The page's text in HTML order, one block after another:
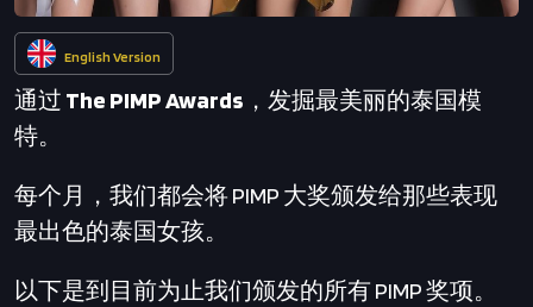
English Version
通过 The PIMP Awards ，发掘最美丽的泰国模
特。
每个月，我们都会将 PIMP 大奖颁发给那些表现
最出色的泰国女孩。
以下是到目前为止我们颁发的所有 PIMP 奖项。